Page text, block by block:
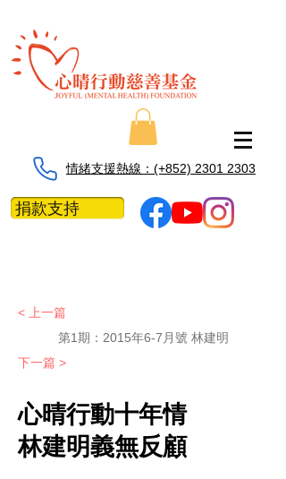
情緒支援熱線：​​(+852) 2301 2303
捐款支持
< 上一篇
第1期： 2015年6-7月號 林建明
下一篇 >
心晴行動十年情
林建明義無反顧